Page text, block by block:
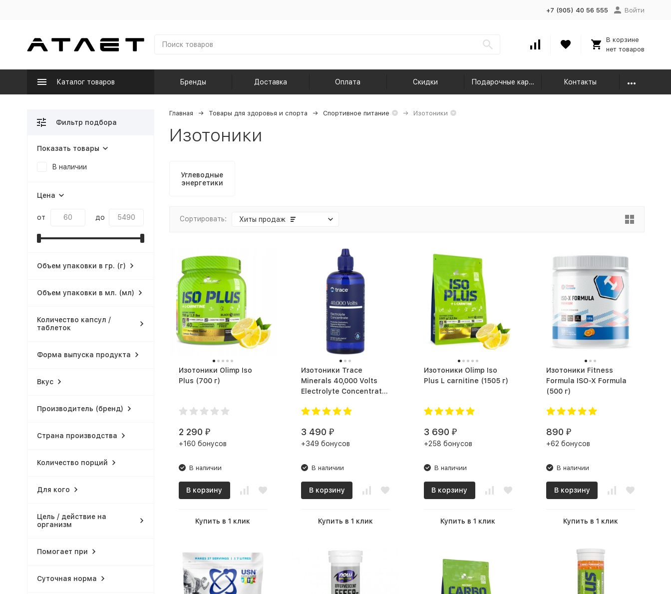
+7 (905) 40 56 555 Войти
В корзине
нет товаров
Каталог товаров Бренды Доставка Оплата Скидки Подарочные карты Контакты
Главная Товары для здоровья и спорта Спортивное питание Изотоники
Изотоники
Углеводные
энергетики
Сортировать: Хиты продаж
Изотоники Olimp Iso
Plus (700 г)
2 290 ₽
+160 бонусов
В наличии
В корзину
Купить в 1 клик
Изотоники Trace
Minerals 40,000 Volts
Electrolyte Concentrate
3 490 ₽
+349 бонусов
В наличии
В корзину
Купить в 1 клик
Изотоники Olimp Iso
Plus L carnitine (1505 г)
3 690 ₽
+258 бонусов
В наличии
В корзину
Купить в 1 клик
Изотоники Fitness
Formula ISO-X Formula
(500 г)
890 ₽
+62 бонусов
В наличии
В корзину
Купить в 1 клик
Фильтр подбора
Показать товары
В наличии
Цена
от до
Объем упаковки в гр. (г)
Объем упаковки в мл. (мл)
Количество капсул /
таблеток
Форма выпуска продукта
Вкус
Производитель (бренд)
Страна производства
Количество порций
Для кого
Цель / действие на
организм
Помогает при
Суточная норма